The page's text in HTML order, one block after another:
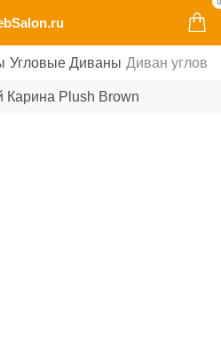
0
Угловые Диваны Диван
Карина Plush Brown